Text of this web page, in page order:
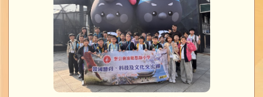
基督受難及復活崇拜
2026-03-27